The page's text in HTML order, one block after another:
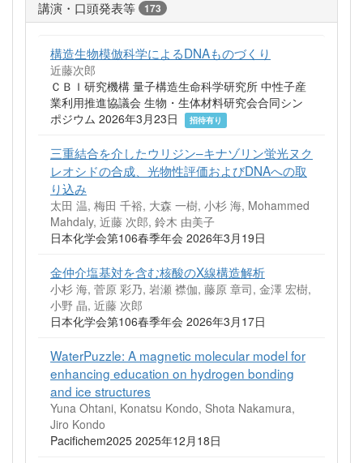
講演・口頭発表等 173
構造生物模倣科学によるDNAものづくり
近藤次郎
ＣＢＩ研究機構 量子構造生命科学研究所 中性子産
業利用推進協議会 生物・生体材料研究会合同シン
ポジウム 2026年3月23日
招待有り
三重結合を介したウリジン–キナゾリン蛍光ヌク
レオシドの合成、光物性評価およびDNAへの取
り込み
太田 温, 梅田 千裕, 大森 一樹, 小杉 海, Mohammed
Mahdaly, 近藤 次郎, 鈴木 由美子
日本化学会第106春季年会 2026年3月19日
金仲介塩基対を含む核酸のX線構造解析
小杉 海, 菅原 彩乃, 岩瀬 襟伽, 藤原 章司, 金澤 宏樹,
小野 晶, 近藤 次郎
日本化学会第106春季年会 2026年3月17日
WaterPuzzle: A magnetic molecular model for
enhancing education on hydrogen bonding
and ice structures
Yuna Ohtani, Konatsu Kondo, Shota Nakamura,
Jiro Kondo
Pacifichem2025 2025年12月18日